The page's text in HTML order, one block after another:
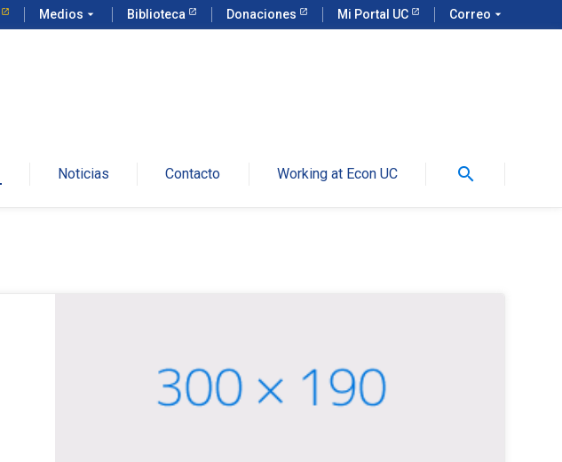
Medios arrow_drop_down Biblioteca Donaciones Mi Portal UC Correo arrow_drop_down
Noticias Contacto Working at Econ UC search